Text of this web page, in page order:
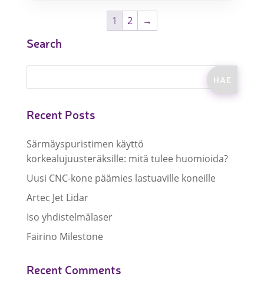
1 2 →
Search
Recent Posts
Särmäyspuristimen käyttö
korkealujuusteräksille: mitä tulee huomioida?
Uusi CNC-kone päämies lastuaville koneille
Artec Jet Lidar
Iso yhdistelmälaser
Fairino Milestone
Recent Comments